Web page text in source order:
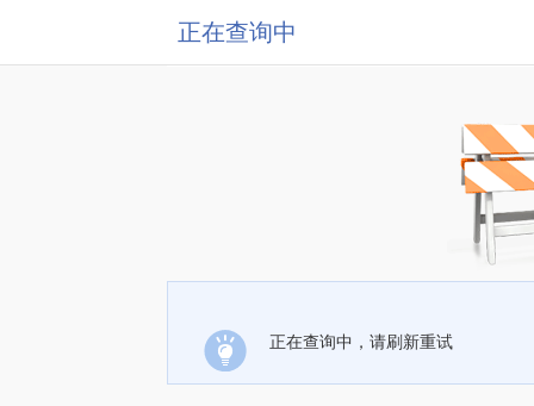
正在查询中
正在查询中，请刷新重试